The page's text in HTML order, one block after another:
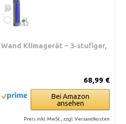
Klimagerät – 3-stufiger,
68,99 €
Bei Amazon
ansehen
Preis inkl. MwSt., zzgl. Versandkosten